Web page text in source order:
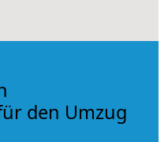
den Umzug